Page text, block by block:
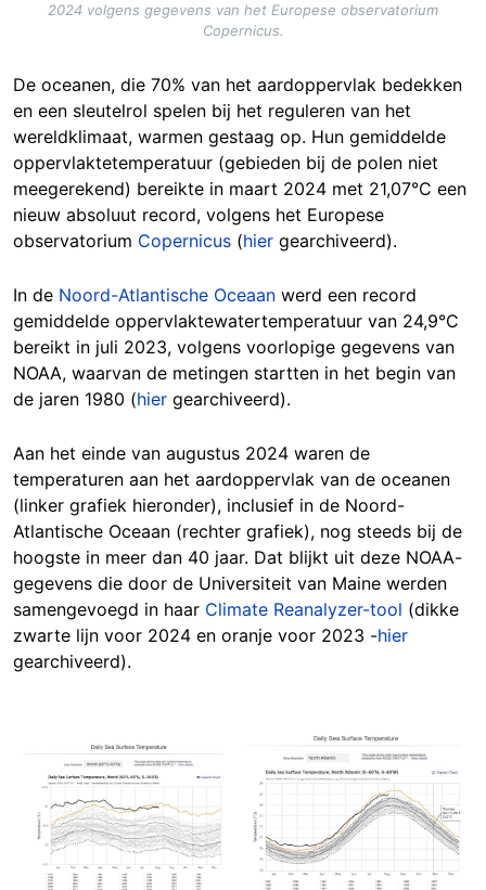
2024 volgens gegevens van het Europese observatorium
Copernicus.
De oceanen, die 70% van het aardoppervlak bedekken
en een sleutelrol spelen bij het reguleren van het
wereldklimaat, warmen gestaag op. Hun gemiddelde
oppervlaktetemperatuur (gebieden bij de polen niet
meegerekend) bereikte in maart 2024 met 21,07°C een
nieuw absoluut record, volgens het Europese
observatorium Copernicus (hier gearchiveerd).
In de Noord-Atlantische Oceaan werd een record
gemiddelde oppervlaktewatertemperatuur van 24,9°C
bereikt in juli 2023, volgens voorlopige gegevens van
NOAA, waarvan de metingen startten in het begin van
de jaren 1980 (hier gearchiveerd).
Aan het einde van augustus 2024 waren de
temperaturen aan het aardoppervlak van de oceanen
(linker grafiek hieronder), inclusief in de Noord-
Atlantische Oceaan (rechter grafiek), nog steeds bij de
hoogste in meer dan 40 jaar. Dat blijkt uit deze NOAA-
gegevens die door de Universiteit van Maine werden
samengevoegd in haar Climate Reanalyzer-tool (dikke
zwarte lijn voor 2024 en oranje voor 2023 -hier
gearchiveerd).